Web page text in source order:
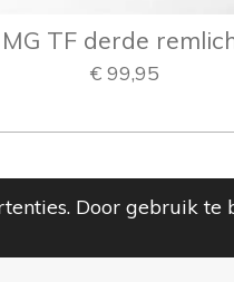
Door gebruik
MG TF derde
€ 99,95